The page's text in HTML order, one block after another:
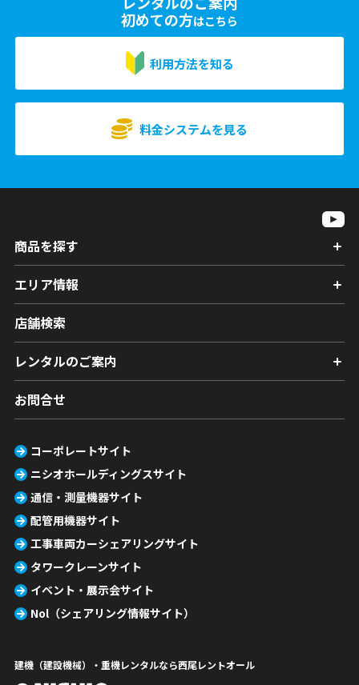
初めての方はこちら
利用方法を知る
料金システムを見る
商品を探す
エリア情報
店舗検索
レンタルのご案内
お問合せ
コーポレートサイト
ニシオホールディングスサイト
通信・測量機器サイト
配管用機器サイト
工事車両カーシェアリングサイト
タワークレーンサイト
イベント・展示会サイト
Nol（シェアリング情報サイト）
建機（建設機械）・重機レンタルなら西尾レントオール